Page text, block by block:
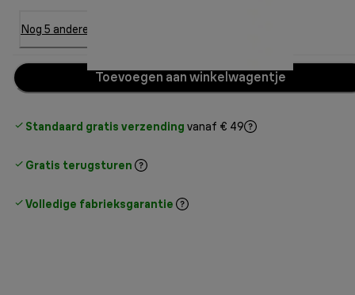
Nog 5 andere optie
Toevoegen aan winkelwagentje
Standaard gratis verzending vanaf € 49
Gratis terugsturen
Volledige fabrieksgarantie